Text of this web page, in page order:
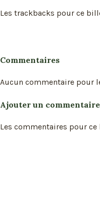
Les trackbacks pour ce
Commentaires
Aucun commentaire pour
Ajouter un commentaire
Les commentaires pour